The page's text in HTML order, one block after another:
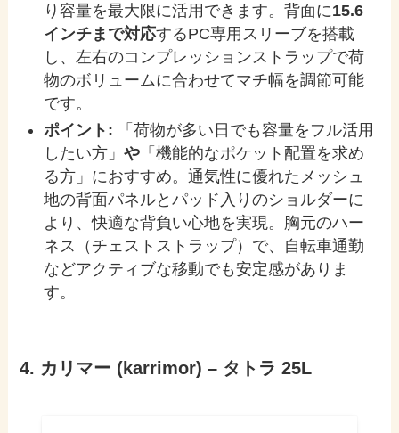
り容量を最大限に活用できます。背面に15.6
インチまで対応するPC専用スリーブを搭載
し、左右のコンプレッションストラップで荷
物のボリュームに合わせてマチ幅を調節可能
です。
ポイント: 「荷物が多い日でも容量をフル活用
したい方」や 「機能的なポケット配置を求め
る方」におすすめ。通気性に優れたメッシュ
地の背面パネルとパッド入りのショルダーに
より、快適な背負い心地を実現。胸元のハー
ネス（チェストストラップ）で、自転車通勤
などアクティブな移動でも安定感がありま
す。
4. カリマー (karrimor) – タトラ 25L